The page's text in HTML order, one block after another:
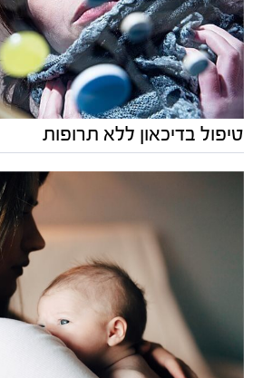
טיפול בדיכאון ללא תרופות